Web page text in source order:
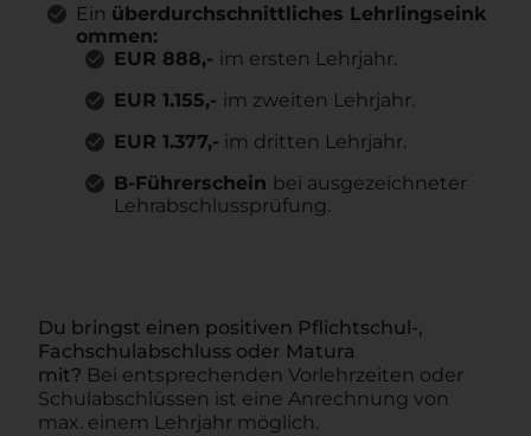
Ein überdurchschnittliches Lehrlingseink
ommen:
EUR 888,- im ersten Lehrjahr.
EUR 1.155,- im zweiten Lehrjahr.
EUR 1.377,- im dritten Lehrjahr.
B-Führerschein bei ausgezeichneter
Lehrabschlussprüfung.
Du bringst einen positiven Pflichtschul-,
Fachschulabschluss oder Matura
mit? Bei entsprechenden Vorlehrzeiten oder
Schulabschlüssen ist eine Anrechnung von
max. einem Lehrjahr möglich.